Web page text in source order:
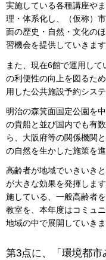
実施している各種講座や
理・体系化し、（仮称）
面の歴史・自然・文化の
習機会を提供していきます
また、現在6館で運用し
の利便性の向上を図るた
用した公共施設予約シス
明治の森箕面国定公園を
の貴船と並び国内でも有
ら、大阪府等の関係機関
の自然を生かした施策を進
高齢者が地域でいきいき
が大きな効果を発揮しま
施している、一般高齢者
教室を、本年度はコミュ
地域の中で展開していきま
第3点に、「環境都市